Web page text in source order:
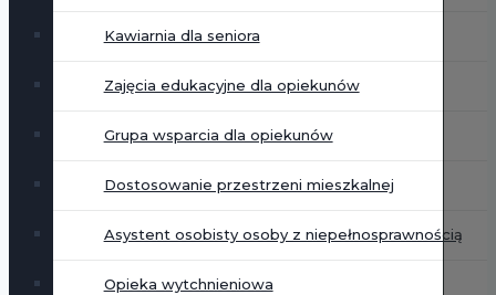
Kawiarnia dla seniora
Zajęcia edukacyjne dla opiekunów
Grupa wsparcia dla opiekunów
Dostosowanie przestrzeni mieszkalnej
Asystent osobisty osoby z niepełnosprawnością
Opieka wytchnieniowa